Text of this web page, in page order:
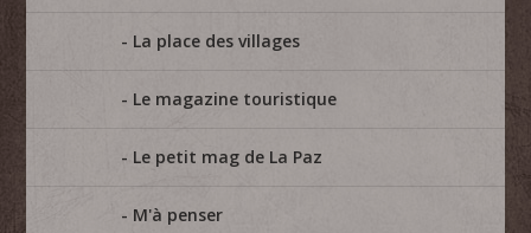
La place des villages
Le magazine touristique
Le petit mag de La Paz
M'à penser